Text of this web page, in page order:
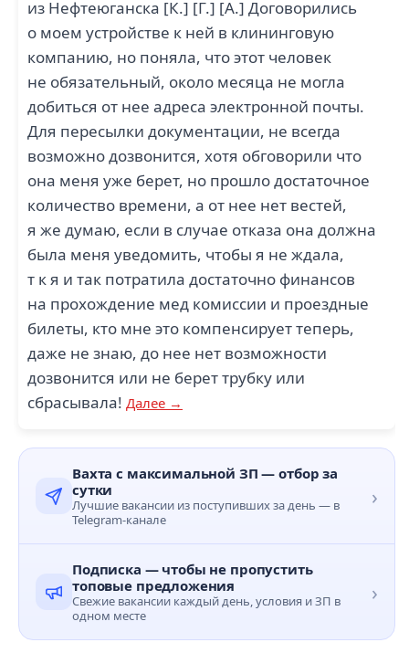
из Нефтеюганска [К.] [Г.] [А.] Договорились
о моем устройстве к ней в клининговую
компанию, но поняла, что этот человек
не обязательный, около месяца не могла
добиться от нее адреса электронной почты.
Для пересылки документации, не всегда
возможно дозвонится, хотя обговорили что
она меня уже берет, но прошло достаточное
количество времени, а от нее нет вестей,
я же думаю, если в случае отказа она должна
была меня уведомить, чтобы я не ждала,
т к я и так потратила достаточно финансов
на прохождение мед комиссии и проездные
билеты, кто мне это компенсирует теперь,
даже не знаю, до нее нет возможности
дозвонится или не берет трубку или
сбрасывала! Далее →
Вахта с максимальной ЗП — отбор за
сутки
Лучшие вакансии из поступивших за день — в
Telegram-канале
›
Подписка — чтобы не пропустить
топовые предложения
Свежие вакансии каждый день, условия и ЗП в
одном месте
›